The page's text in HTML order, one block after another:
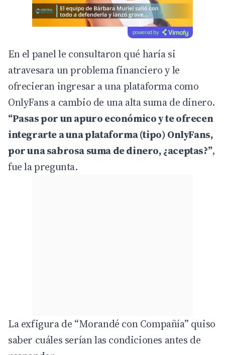
powered by
En el panel le consultaron qué haría si
atravesara un problema financiero y le
ofrecieran ingresar a una plataforma como
OnlyFans a cambio de una alta suma de dinero.
“Pasas por un apuro económico y te ofrecen
integrarte a una plataforma (tipo) OnlyFans,
por una sabrosa suma de dinero, ¿aceptas?”,
fue la pregunta.
La exfigura de “Morandé con Compañía” quiso
saber cuáles serían las condiciones antes de